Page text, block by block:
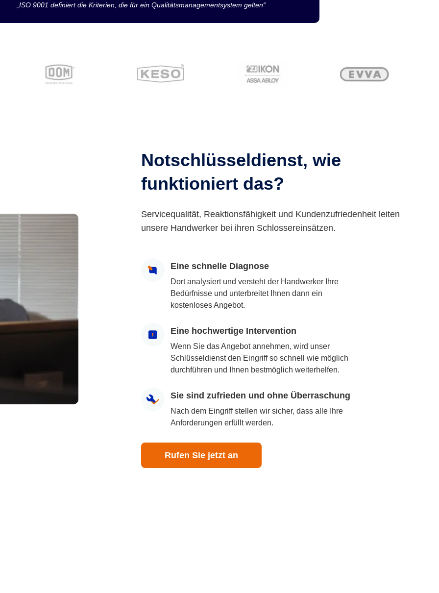
„ISO 9001 definiert die Kriterien, die für ein Qualitätsmanagementsystem gelten“
Notschlüsseldienst, wie
funktioniert das?
Servicequalität, Reaktionsfähigkeit und Kundenzufriedenheit leiten
unsere Handwerker bei ihren Schlossereinsätzen.
Eine schnelle Diagnose
Dort analysiert und versteht der Handwerker Ihre
Bedürfnisse und unterbreitet Ihnen dann ein
kostenloses Angebot.
Eine hochwertige Intervention
Wenn Sie das Angebot annehmen, wird unser
Schlüsseldienst den Eingriff so schnell wie möglich
durchführen und Ihnen bestmöglich weiterhelfen.
Sie sind zufrieden und ohne Überraschung
Nach dem Eingriff stellen wir sicher, dass alle Ihre
Anforderungen erfüllt werden.
Rufen Sie jetzt an